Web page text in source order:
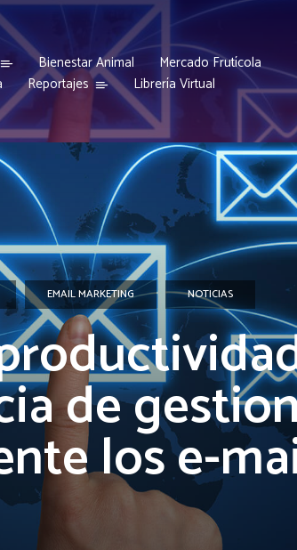
Bienestar Animal
Mercado Frutícola
Reportajes Librería Virtual
EMAIL MARKETING NOTICIAS
de
los e-